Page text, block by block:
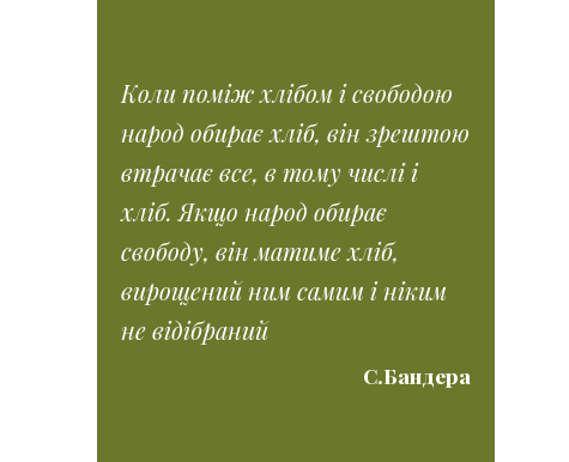
Коли поміж хлібом і свободою
народ обирає хліб, він зрештою
втрачає все, в тому числі і
хліб. Якщо народ обирає
свободу, він матиме хліб,
вирощений ним самим і ніким
не відібраний
С.Бандера